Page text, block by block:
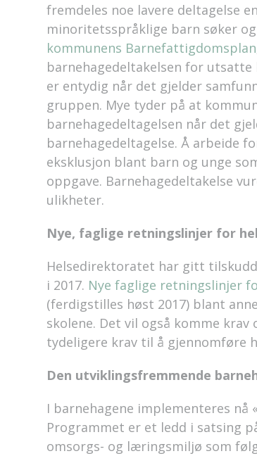
fremdeles noe lavere deltagelse
minoritetsspråklige barn søker
kommunens Barnefattigdomsplan
barnehagedeltakelsen for
er entydig når det gjelder
gruppen. Mye tyder på at
barnehagedeltagelsen når det
barnehagedeltagelse. Å arbeide
eksklusjon blant barn og unge
oppgave. Barnehagedeltakelse
ulikheter.
Nye, faglige retningslinjer for
Helsedirektoratet har gitt
i 2017. Nye faglige retningslinjer
(ferdigstilles høst 2017) blant
skolene. Det vil også komme
tydeligere krav til å gjennomføre
Den utviklingsfremmende
I barnehagene implementeres nå
Programmet er et ledd i satsing
omsorgs- og læringsmiljø som